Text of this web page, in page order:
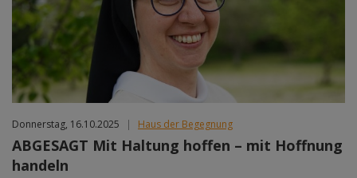
Donnerstag, 16.10.2025 | Haus der Begegnung
ABGESAGT Mit Haltung hoffen – mit Hoffnung
handeln